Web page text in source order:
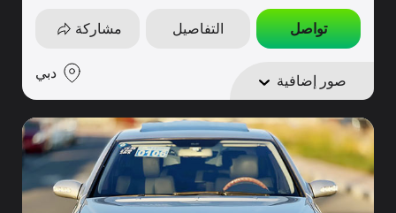
تواصل التفاصيل مشاركة
صور إضافية دبي